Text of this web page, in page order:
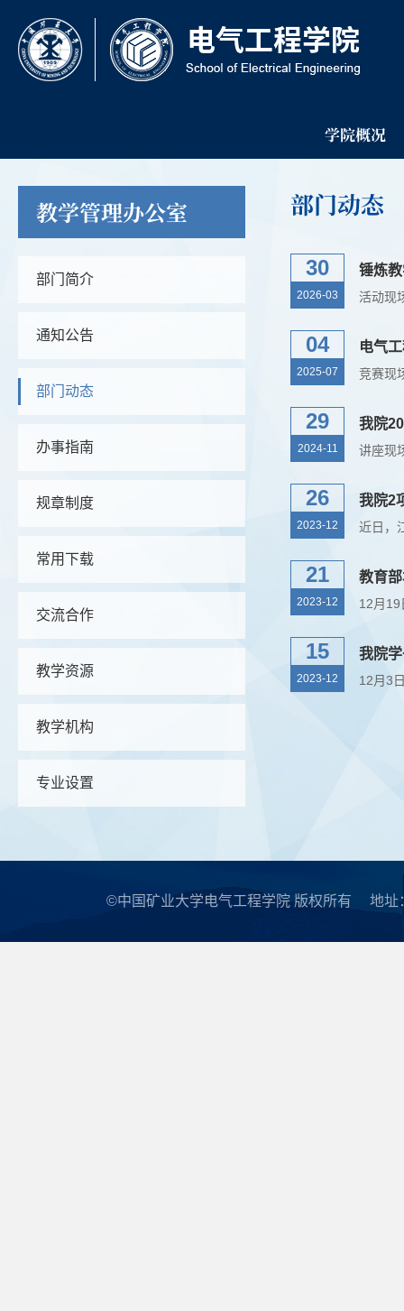
学院概况
教学管理办公室
部门简介
通知公告
部门动态
办事指南
规章制度
常用下载
交流合作
教学资源
教学机构
专业设置
部门动态
30
2026-03
锤炼
04
2025-07
电气
29
2024-11
我院
26
2023-12
我院2
21
2023-12
教育
15
2023-12
我院
©中国矿业大学电气工程学院 版权所有 地址